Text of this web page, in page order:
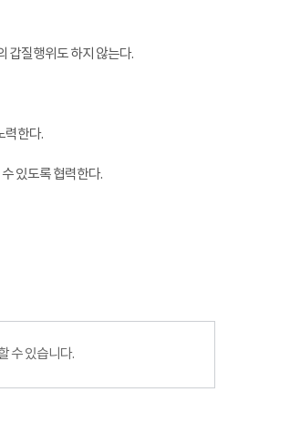
갑질행위도 하지 않는다.
력한다.
있도록 협력한다.
수 있습니다.